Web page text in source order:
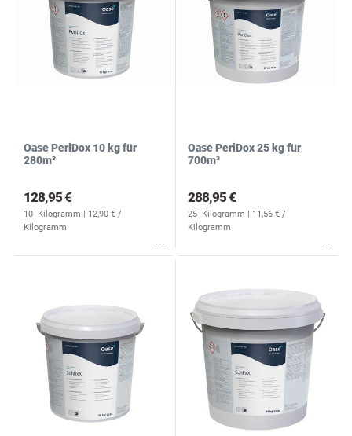
Oase PeriDox 10 kg für
280m³
128,95 €
10 Kilogramm | 12,90 € /
Kilogramm
Oase PeriDox 25 kg für
700m³
288,95 €
25 Kilogramm | 11,56 € /
Kilogramm